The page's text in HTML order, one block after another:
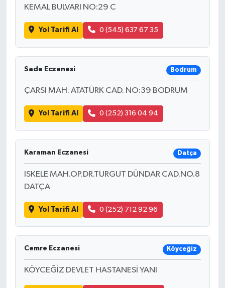
KEMAL BULVARI NO:29 C
Yol Tarifi Al 0 (545) 637 67 35
Sade Eczanesi Bodrum
ÇARSI MAH. ATATÜRK CAD. NO:39 BODRUM
Yol Tarifi Al 0 (252) 316 04 94
Karaman Eczanesi Datça
ISKELE MAH.OP.DR.TURGUT DÜNDAR CAD.NO.8
DATÇA
Yol Tarifi Al 0 (252) 712 92 96
Cemre Eczanesi Köyceğiz
KÖYCEĞİZ DEVLET HASTANESİ YANI